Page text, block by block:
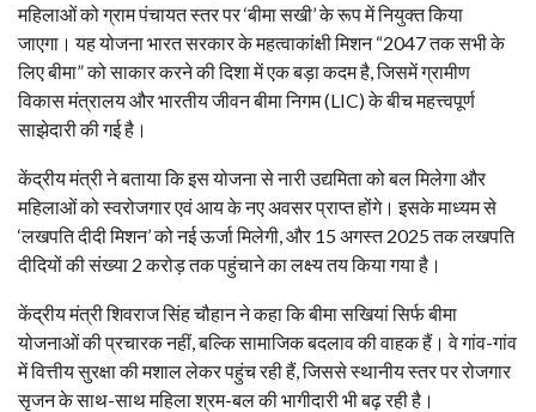
महिलाओं को ग्राम पंचायत स्तर पर ‘बीमा सखी’ के रूप में नियुक्त किया
जाएगा। यह योजना भारत सरकार के महत्वाकांक्षी मिशन “2047 तक सभी के
लिए बीमा” को साकार करने की दिशा में एक बड़ा कदम है, जिसमें ग्रामीण
विकास मंत्रालय और भारतीय जीवन बीमा निगम (LIC) के बीच महत्त्वपूर्ण
साझेदारी की गई है।
केंद्रीय मंत्री ने बताया कि इस योजना से नारी उद्यमिता को बल मिलेगा और
महिलाओं को स्वरोजगार एवं आय के नए अवसर प्राप्त होंगे। इसके माध्यम से
‘लखपति दीदी मिशन’ को नई ऊर्जा मिलेगी, और 15 अगस्त 2025 तक लखपति
दीदियों की संख्या 2 करोड़ तक पहुंचाने का लक्ष्य तय किया गया है।
केंद्रीय मंत्री शिवराज सिंह चौहान ने कहा कि बीमा सखियां सिर्फ बीमा
योजनाओं की प्रचारक नहीं, बल्कि सामाजिक बदलाव की वाहक हैं। वे गांव-गांव
में वित्तीय सुरक्षा की मशाल लेकर पहुंच रही हैं, जिससे स्थानीय स्तर पर रोजगार
सृजन के साथ-साथ महिला श्रम-बल की भागीदारी भी बढ़ रही है।